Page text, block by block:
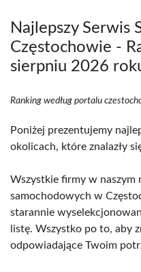
Najlepszy Serwis
Częstochowie -
sierpniu 2026
Ranking według portalu
Poniżej prezentujemy
okolicach, które znalazły
Wszystkie firmy w naszym
samochodowych w
starannie
listę. Wszystko po to, aby
odpowiadające Twoim